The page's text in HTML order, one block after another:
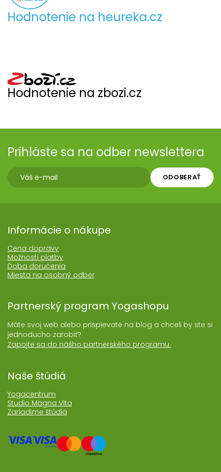
Hodnotenie na heureka.cz
Hodnotenie na zbozi.cz
Prihláste sa na odber newslettera
ODOBERAŤ
Informácie o nákupe
Cena dopravy
Možnosti platby
Doba doručenia
Miesta na osobný odber
Partnerský program Yogashopu
Máte svoj web alebo prispievate na blog a chceli by ste si
jednoducho zarobiť?
Zapojte sa do nášho partnerského programu.
Naše štúdiá
Yogacentrum
Studio Magna Vita
Zariadime štúdiá